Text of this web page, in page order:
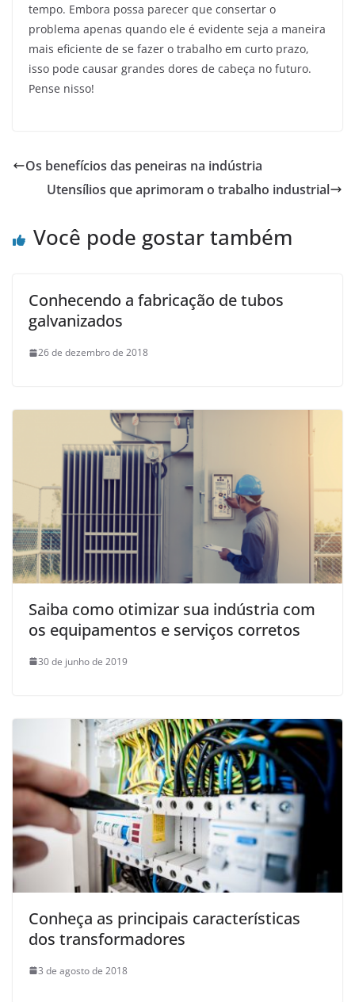
tempo. Embora possa parecer que consertar o
problema apenas quando ele é evidente seja a maneira
mais eficiente de se fazer o trabalho em curto prazo,
isso pode causar grandes dores de cabeça no futuro.
Pense nisso!
Os benefícios das peneiras na indústria
Utensílios que aprimoram o trabalho industrial
Você pode gostar também
Conhecendo a fabricação de tubos
galvanizados
26 de dezembro de 2018
Saiba como otimizar sua indústria com
os equipamentos e serviços corretos
30 de junho de 2019
Conheça as principais características
dos transformadores
3 de agosto de 2018